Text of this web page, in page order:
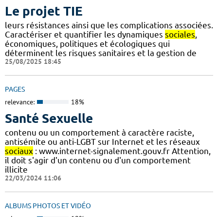
Le projet TIE
leurs résistances ainsi que les complications associées.
Caractériser et quantifier les dynamiques sociales,
économiques, politiques et écologiques qui
déterminent les risques sanitaires et la gestion de
25/08/2025 18:45
PAGES
relevance: 18%
Santé Sexuelle
contenu ou un comportement à caractère raciste,
antisémite ou anti-LGBT sur Internet et les réseaux
sociaux : www.internet-signalement.gouv.fr Attention,
il doit s'agir d'un contenu ou d'un comportement
illicite
22/03/2024 11:06
ALBUMS PHOTOS ET VIDÉO